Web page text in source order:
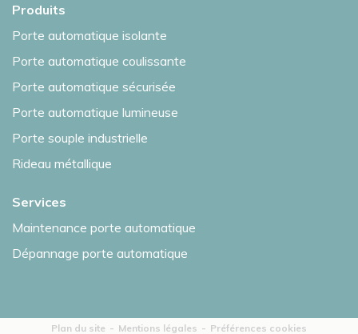
Produits
Porte automatique isolante
Porte automatique coulissante
Porte automatique sécurisée
Porte automatique lumineuse
Porte souple industrielle
Rideau métallique
Services
Maintenance porte automatique
Dépannage porte automatique
Plan du site Mentions légales Préférences cookies